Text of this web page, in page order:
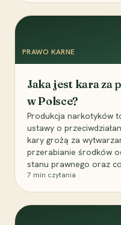
PRAWO KARNE
Jaka jest kara
w Polsce?
Produkcja narkotyków
ustawy o
kary grożą za
przerabianie środków
stanu prawnego oraz
7 min czytania